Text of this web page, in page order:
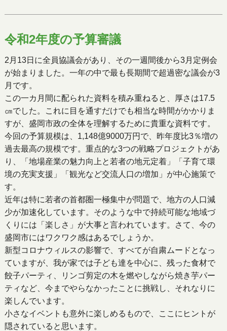
令和2年度の予算審議
2月13日に全員協議会があり、その一週間後から3月定例会
が始まりました。一年の中で最も長期間で超過密な議会が3
月です。
この一カ月間に配られた資料を積み重ねると、厚さは17.5
㎝でした。これに目を通すだけでも相当な時間がかかりま
すが、盛岡市政の全体を理解するために貴重な資料です。
今回の予算規模は、1,148億9000万円で、昨年度比3％増の
過去最高の規模です。重点的な3つの戦略プロジェクトがあ
り、「地場産業の魅力向上と若者の地元定着」「子育て環
境の充実支援」「観光など交流人口の増加」が中心施策で
す。
近年は特に若者の首都圏一極集中が問題で、地方の人口減
少が加速化しています。そのような中で持続可能な地域づ
くりには「楽しさ」が大事と言われています。さて、今の
盛岡市にはワクワク感はあるでしょうか。
新型コロナウィルスの影響で、すべてが自粛ムードとなっ
ていますが、我が家では子ども達を中心に、残った食材で
餃子パーティ、リンゴ剪定の木を燃やしながら焼き芋パー
ティなど、今までやらなかったことに挑戦し、それなりに
楽しんでいます。
小さなイベントも意外に楽しめるもので、ここにヒントが
隠されていると思います。